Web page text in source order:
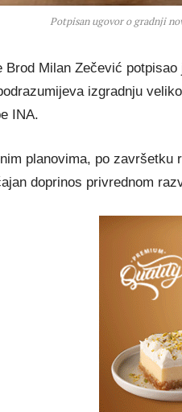
Potpisan ugovor o gradnji
Brod Milan Zečević potpisao
izgradnju
INA.
planovima, po završetku
doprinos privrednom